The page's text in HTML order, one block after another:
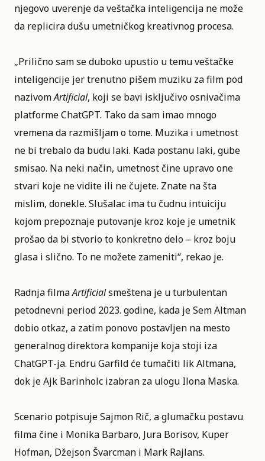
njegovo uverenje da veštačka inteligencija ne može
da replicira dušu umetničkog kreativnog procesa.
„Prilično sam se duboko upustio u temu veštačke
inteligencije jer trenutno pišem muziku za film pod
nazivomArtificial, koji se bavi isključivo osnivačima
platforme ChatGPT. Tako da sam imao mnogo
vremena da razmišljam o tome. Muzika i umetnost
ne bi trebalo da budu laki. Kada postanu laki, gube
smisao. Na neki način, umetnost čine upravo one
stvari koje ne vidite ili ne čujete. Znate na šta
mislim, donekle. Slušalac ima tu čudnu intuiciju
kojom prepoznaje putovanje kroz koje je umetnik
prošao da bi stvorio to konkretno delo – kroz boju
glasa i slično. To ne možete zameniti“, rekao je.
Radnja filmaArtificialsmeštena je u turbulentan
petodnevni period 2023. godine, kada je Sem Altman
dobio otkaz, a zatim ponovo postavljen na mesto
generalnog direktora kompanije koja stoji iza
ChatGPT-ja. Endru Garfild će tumačiti lik Altmana,
dok je Ajk Barinholc izabran za ulogu Ilona Maska.
Scenario potpisuje Sajmon Rič, a glumačku postavu
filma čine i Monika Barbaro, Jura Borisov, Kuper
Hofman, Džejson Švarcman i Mark Rajlans.